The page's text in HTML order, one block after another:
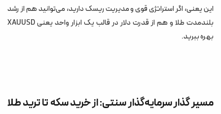
این یعنی، اگر استراتژی قوی و مدیریت ریسک دارید، می‌توانید هم از رشد
بلندمدت طلا و هم از قدرت دلار در قالب یک ابزار واحد یعنی XAUUSD
بهره ببرید.
مسیر گذار سرمایه‌گذار سنتی: از خرید سکه تا ترید طلا